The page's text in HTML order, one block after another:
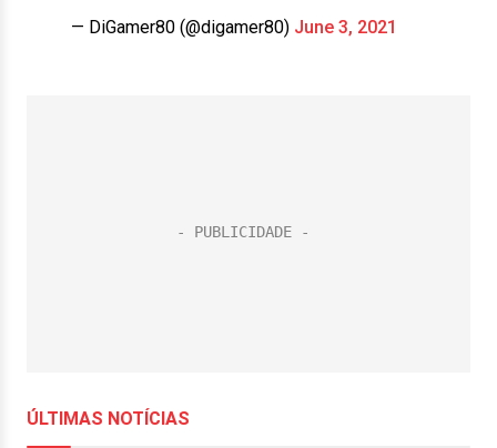
— DiGamer80 (@digamer80) June 3, 2021